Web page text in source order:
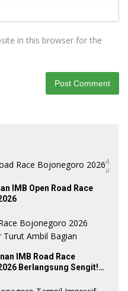
in this browser for the
A
U
IMB Open Road Race
IMB Road Race
Berlangsung Sengit!